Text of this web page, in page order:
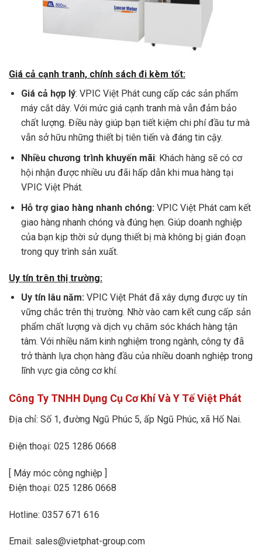
Giá cả cạnh tranh, chính sách đi kèm tốt:
Giá cả hợp lý: VPIC Việt Phát cung cấp các sản phẩm
máy cắt dây. Với mức giá cạnh tranh mà vẫn đảm bảo
chất lượng. Điều này giúp bạn tiết kiệm chi phí đầu tư mà
vẫn sở hữu những thiết bị tiên tiến và đáng tin cậy.
Nhiều chương trình khuyến mãi: Khách hàng sẽ có cơ
hội nhận được nhiều ưu đãi hấp dẫn khi mua hàng tại
VPIC Việt Phát.
Hỗ trợ giao hàng nhanh chóng: VPIC Việt Phát cam kết
giao hàng nhanh chóng và đúng hẹn. Giúp doanh nghiệp
của bạn kịp thời sử dụng thiết bị mà không bị gián đoạn
trong quy trình sản xuất.
Uy tín trên thị trường:
Uy tín lâu năm: VPIC Việt Phát đã xây dựng được uy tín
vững chắc trên thị trường. Nhờ vào cam kết cung cấp sản
phẩm chất lượng và dịch vụ chăm sóc khách hàng tận
tâm. Với nhiều năm kinh nghiệm trong ngành, công ty đã
trở thành lựa chọn hàng đầu của nhiều doanh nghiệp trong
lĩnh vực gia công cơ khí.
Công Ty TNHH Dụng Cụ Cơ Khí Và Y Tế Việt Phát
Địa chỉ: Số 1, đường Ngũ Phúc 5, ấp Ngũ Phúc, xã Hố Nai.
Điện thoại: 025 1286 0668
[ Máy móc công nghiệp ]
Điện thoại: 025 1286 0668
Hotline: 0357 671 616
Email: sales@vietphat-group.com